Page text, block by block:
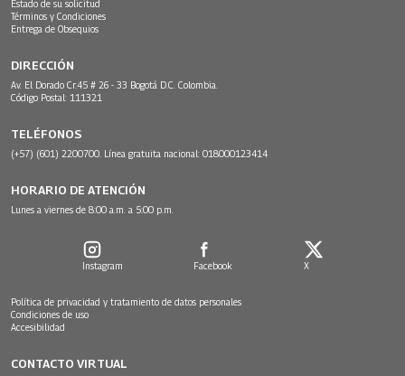
Estado de su solicitud
Términos y Condiciones
Entrega de Obsequios
DIRECCIÓN
Av. El Dorado Cr.45 # 26 - 33 Bogotá D.C. Colombia.
Código Postal: 111321
TELÉFONOS
(+57) (601) 2200700. Línea gratuita nacional: 018000123414
HORARIO DE ATENCIÓN
Lunes a viernes de 8:00 a.m. a 5:00 p.m.
Instagram Facebook X
Política de privacidad y tratamiento de datos personales
Condiciones de uso
Accesibilidad
CONTACTO VIRTUAL